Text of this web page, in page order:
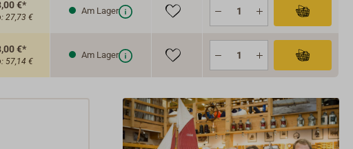
€*
27,73 €
Am Lager
€*
57,14 €
Am Lager